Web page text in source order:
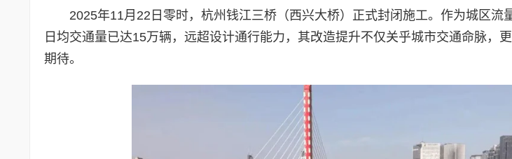
2025年11月22日零时，杭州钱江三桥（西兴大桥）正式封闭施工。作为城区流
日均交通量已达15万辆，远超设计通行能力，其改造提升不仅关乎城市交通命脉，
期待。